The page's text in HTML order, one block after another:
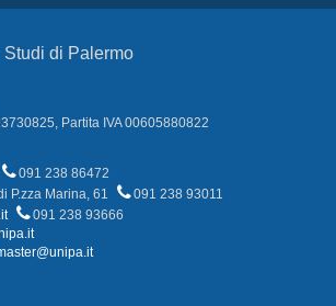
di Palermo
Partita IVA 00605880822
091 238 86472
P.zza Marina, 61
091 238 93011
091 238 93666